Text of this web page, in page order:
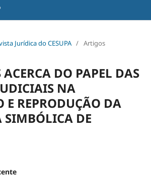
Jurídica do CESUPA / Artigos
ACERCA DO PAPEL DAS
NA
E REPRODUÇÃO DA
DE